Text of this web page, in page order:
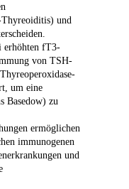
und
erhöhten fT3-
von TSH-
um eine
Basedow) zu
ermöglichen
immunogenen
und